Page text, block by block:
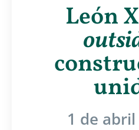
León
1 de